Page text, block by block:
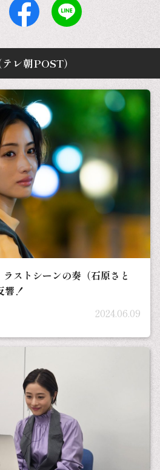
レ朝POST）
ストシーンの奏（石原さと
響！
2024.06.09